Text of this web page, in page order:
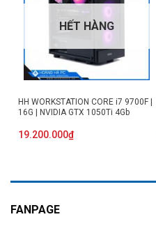
HẾT HÀNG
HH WORKSTATION CORE i7 9700F |
16G | NVIDIA GTX 1050Ti 4Gb
19.200.000₫
FANPAGE